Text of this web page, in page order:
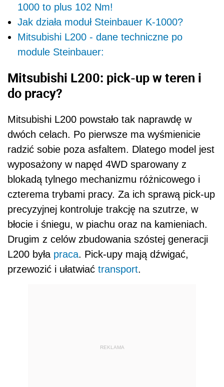
1000 to plus 102 Nm!
Jak działa moduł Steinbauer K-1000?
Mitsubishi L200 - dane techniczne po
module Steinbauer:
Mitsubishi L200: pick-up w teren i
do pracy?
Mitsubishi L200 powstało tak naprawdę w
dwóch celach. Po pierwsze ma wyśmienicie
radzić sobie poza asfaltem. Dlatego model jest
wyposażony w napęd 4WD sparowany z
blokadą tylnego mechanizmu różnicowego i
czterema trybami pracy. Za ich sprawą pick-up
precyzyjnej kontroluje trakcję na szutrze, w
błocie i śniegu, w piachu oraz na kamieniach.
Drugim z celów zbudowania szóstej generacji
L200 była praca. Pick-upy mają dźwigać,
przewozić i ułatwiać transport.
REKLAMA